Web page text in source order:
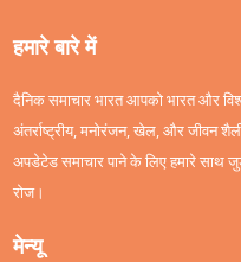
हमारे बारे में
दैनिक समाचार भारत आपको भारत और
अंतर्राष्ट्रीय, मनोरंजन, खेल, और जीवन
अपडेटेड समाचार पाने के लिए हमारे साथ
रोज।
मेन्यू